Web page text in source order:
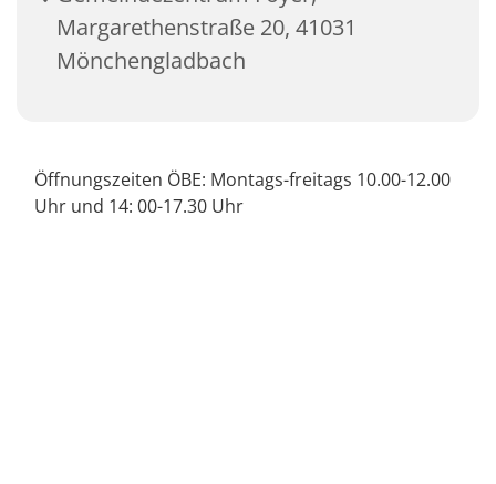
Margarethenstraße 20, 41031
Mönchengladbach
Öffnungszeiten ÖBE: Montags-freitags 10.00-12.00
Uhr und 14: 00-17.30 Uhr